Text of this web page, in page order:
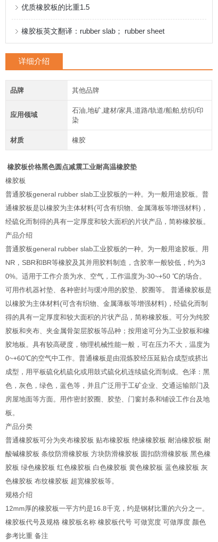
优质橡胶板的比重1.5
橡胶板英文翻译：rubber slab； rubber sheet
详细介绍
品牌 其他品牌
应用领域
石油,地矿,建材/家具,道路/轨道/船舶,纺织/印
染
材质 橡胶
橡胶板价格黑色圆点减震工业耐高温橡胶垫
橡胶板
普通胶板general rubber slab工业胶板的一种。为一般用途胶板。普
通橡胶板是以橡胶为主体材料(可含有织物、金属薄板等增强材料)，
经硫化而制得的具有一定厚度和较大面积的片状产品，简称橡胶板。
产品介绍
普通胶板general rubber slab工业胶板的一种。为一般用途胶板。用
NR，SBR和BR等橡胶及其并用胶料制造，含胶率一般较低，约为3
0%。适用于工作介质为水、空气，工作温度为-30~+50 ℃的场合。
可用作机器衬垫、各种密封与缓冲用的胶垫、胶圈等。 普通橡胶板是
以橡胶为主体材料(可含有织物、金属薄板等增强材料)，经硫化而制
得的具有一定厚度和较大面积的片状产品，简称橡胶板。可分为纯胶
胶板和夹布、夹金属骨架层胶板等品种；按用途可分为工业胶板和橡
胶地板。具有较高硬度，物理机械性能一般，可在压力不大，温度为
0~+60℃的空气中工作。普通橡板是由混炼胶经压延贴合成型或挤出
成型，用平板硫化机硫化或用鼓式硫化机连续硫化而制成。色泽：黑
色，灰色，绿色，蓝色等，并且广泛用于工矿企业、交通运输部门及
房屋地面等方面。用作密封胶圈、胶垫、门窗封条和铺设工作台及地
板。
产品分类
普通橡胶板可分为夹布橡胶板 贴布橡胶板 绝缘橡胶板 耐油橡胶板 耐
酸碱橡胶板 条纹防滑橡胶板 方块防滑橡胶板 圆扣防滑橡胶板 黑色橡
胶板 绿色橡胶板 红色橡胶板 白色橡胶板 黄色橡胶板 蓝色橡胶板 灰
色橡胶板 布纹橡胶板 超宽橡胶板等。
规格介绍
12mm厚的橡胶板一平方约是16.8千克，约是钢材比重的六分之一。
橡胶板代号及规格 橡胶板名称 橡胶板代号 可做宽度 可做厚度 颜色
参考比重 备注